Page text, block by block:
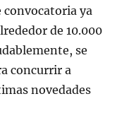
convocatoria ya
de 10.000
se
concurrir a
novedades